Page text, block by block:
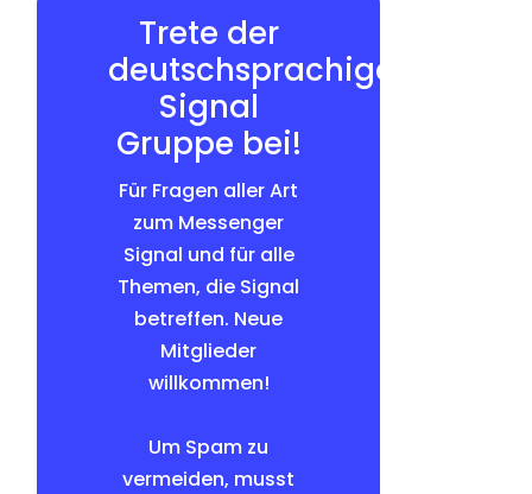
Trete der
deutschsprachigen
Signal
Gruppe bei!
Für Fragen aller Art
zum Messenger
Signal und für alle
Themen, die Signal
betreffen. Neue
Mitglieder
willkommen!
Um Spam zu
vermeiden, musst